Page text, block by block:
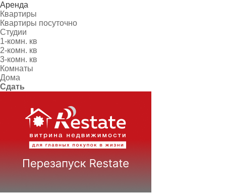
Аренда
Квартиры
Квартиры посуточно
Студии
1-комн. кв
2-комн. кв
3-комн. кв
Комнаты
Дома
Сдать